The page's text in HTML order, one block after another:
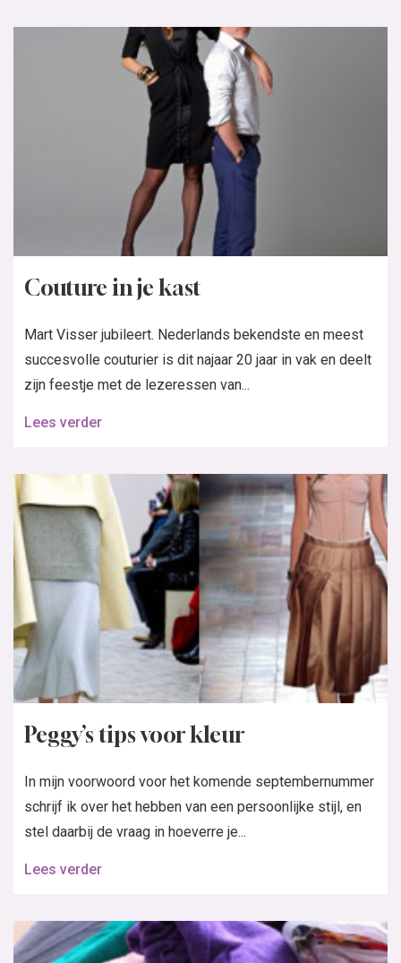
Couture in je kast
Mart Visser jubileert. Nederlands bekendste en meest
succesvolle couturier is dit najaar 20 jaar in vak en deelt
zijn feestje met de lezeressen van...
Lees verder
Peggy’s tips voor kleur
In mijn voorwoord voor het komende septembernummer
schrijf ik over het hebben van een persoonlijke stijl, en
stel daarbij de vraag in hoeverre je...
Lees verder